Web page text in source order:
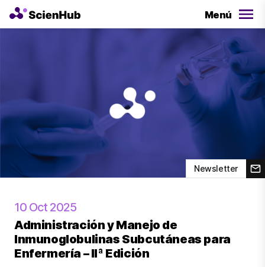
Menú
Newsletter
10 Oct 2025
Administración y Manejo de
Inmunoglobulinas Subcutáneas para
Enfermería – IIª Edición